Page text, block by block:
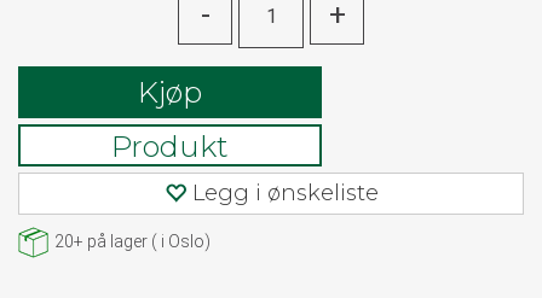
- +
Kjøp
Produkt
Legg i ønskeliste
20+ på lager ( i Oslo)